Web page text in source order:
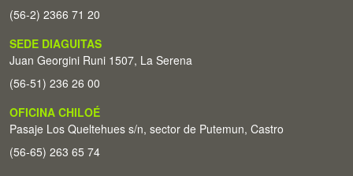
(56-2) 2366 71 20
SEDE DIAGUITAS
Juan Georgini Runi 1507, La Serena
(56-51) 236 26 00
OFICINA CHILOÉ
Pasaje Los Queltehues s/n, sector de Putemun, Castro
(56-65) 263 65 74